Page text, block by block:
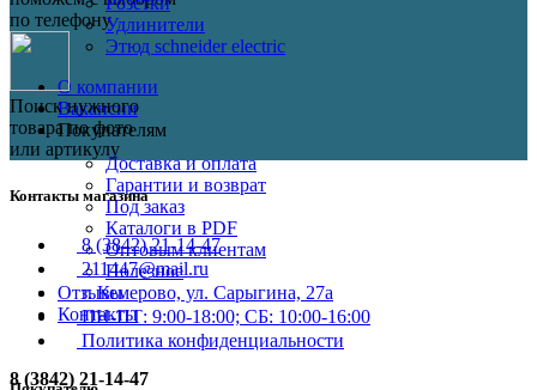
Удлинители
Этюд schneider electric
О компании
Вакансии
Покупателям
Доставка и оплата
Гарантии и возврат
Под заказ
Каталоги в PDF
Оптовым клиентам
Полезное
Отзывы
Контакты
8 (3842) 21-14-47
по телефону
Поиск нужного
товара по фото
или артикулу
Контакты магазина
8 (3842) 21-14-47
211447@mail.ru
г. Кемерово, ул. Сарыгина, 27а
ПН-ПТ: 9:00-18:00; СБ: 10:00-16:00
Политика конфиденциальности